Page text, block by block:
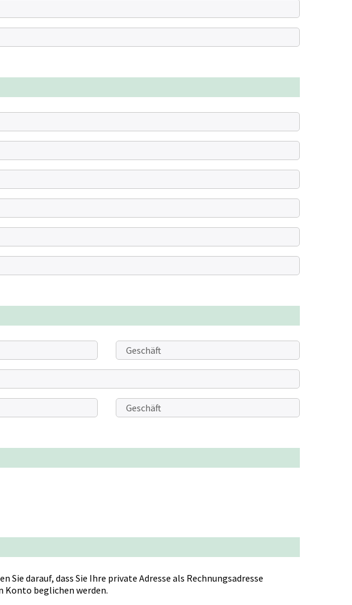
darauf, dass Sie Ihre private Adresse als Rechnungsadresse
Konto beglichen werden.